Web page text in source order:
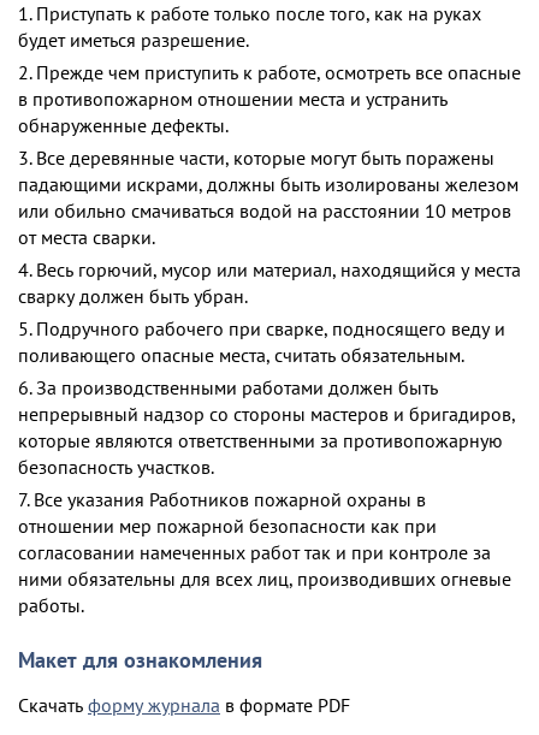
1. Приступать к работе только после того, как на руках
будет иметься разрешение.
2. Прежде чем приступить к работе, осмотреть все опасные
в противопожарном отношении места и устранить
обнаруженные дефекты.
3. Все деревянные части, которые могут быть поражены
падающими искрами, должны быть изолированы железом
или обильно смачиваться водой на расстоянии 10 метров
от места сварки.
4. Весь горючий, мусор или материал, находящийся у места
сварку должен быть убран.
5. Подручного рабочего при сварке, подносящего веду и
поливающего опасные места, считать обязательным.
6. За производственными работами должен быть
непрерывный надзор со стороны мастеров и бригадиров,
которые являются ответственными за противопожарную
безопасность участков.
7. Все указания Работников пожарной охраны в
отношении мер пожарной безопасности как при
согласовании намеченных работ так и при контроле за
ними обязательны для всех лиц, производивших огневые
работы.
Макет для ознакомления
Скачать форму журнала в формате PDF